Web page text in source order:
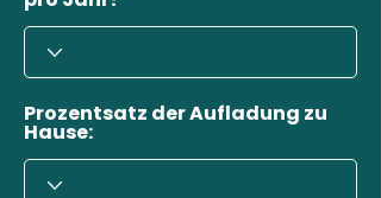
Prozentsatz der Aufladung zu
Hause: